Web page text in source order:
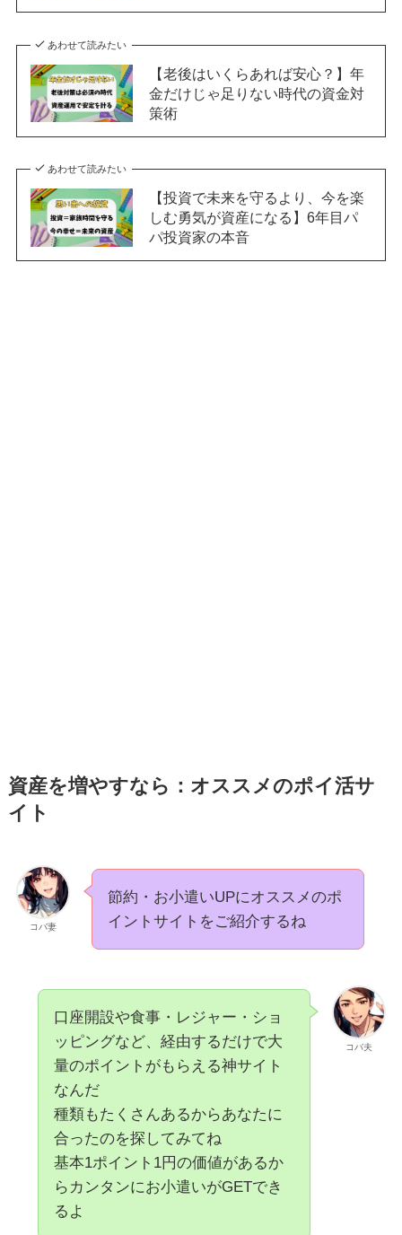
あわせて読みたい
【老後はいくらあれば安心？】年
金だけじゃ足りない時代の資金対
策術
あわせて読みたい
【投資で未来を守るより、今を楽
しむ勇気が資産になる】6年目パ
パ投資家の本音
資産を増やすなら：オススメのポイ活サ
イト
コバ妻
節約・お小遣いUPにオススメのポ
イントサイトをご紹介するね
コバ夫
口座開設や食事・レジャー・ショ
ッピングなど、経由するだけで大
量のポイントがもらえる神サイト
なんだ
種類もたくさんあるからあなたに
合ったのを探してみてね
基本1ポイント1円の価値があるか
らカンタンにお小遣いがGETでき
るよ